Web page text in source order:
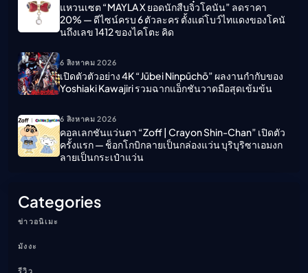
แหวนเซต “MAYLA X ยอดนักสืบจิ๋วโคนัน” ลดราคา
20% — ดีไซน์ครบ 6 ตัวละคร ตั้งแต่โบว์ไทแดงของโคนั
นถึงเลข 1412 ของไคโตะ คิด
6 สิงหาคม 2026
เปิดตัวตัวอย่าง 4K “Jūbei Ninpūchō” ผลงานกำกับของ
Yoshiaki Kawajiri รวมฉากแอ็กชันวาดมือสุดเข้มข้น
6 สิงหาคม 2026
คอลเลกชันแว่นตา “Zoff | Crayon Shin-Chan” เปิดตัว
ครั้งแรก — ช็อกโกบิกลายเป็นกล่องแว่น บุริบุริซาเอมงก
ลายเป็นกระเป๋าแว่น
Categories
ข่าวอนิเมะ
มังงะ
รีวิว